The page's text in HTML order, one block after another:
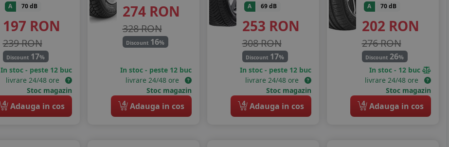
A 70 dB
197 RON
239 RON
Discount 17%
In stoc - peste 12 buc
livrare 24/48 ore
Stoc magazin
4 Adauga in cos
274 RON
328 RON
Discount 16%
In stoc - peste 12 buc
livrare 24/48 ore
Stoc magazin
4 Adauga in cos
A 69 dB
253 RON
308 RON
Discount 17%
In stoc - peste 12 buc
livrare 24/48 ore
Stoc magazin
4 Adauga in cos
A 70 dB
202 RON
276 RON
Discount 26%
In stoc - 12 buc
livrare 24/48 ore
Stoc magazin
4 Adauga in cos